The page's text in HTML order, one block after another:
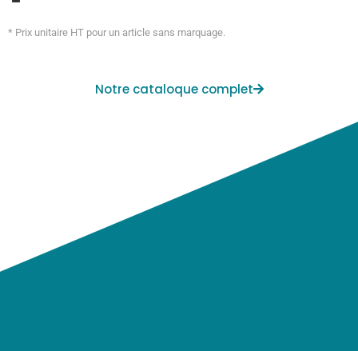
* Prix unitaire HT pour un article sans marquage.
Notre cataloque complet